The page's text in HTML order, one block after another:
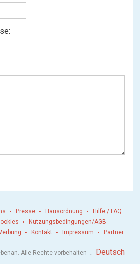
Presse Hausordnung
Hilfe / FAQ
Nutzungsbedingungen/AGB
Kontakt Impressum Partner
Alle Rechte vorbehalten . Deutsch